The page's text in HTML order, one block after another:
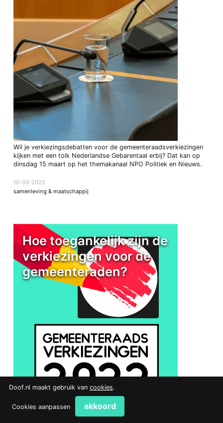
Wil je verkiezingsdebatten voor de gemeenteraadsverkiezingen
kijken met een tolk Nederlandse Gebarentaal erbij? Dat kan op
dinsdag 15 maart op het themakanaal NPO Politiek en Nieuws.
10-03-2022
samenleving & maatschappij
Hoe toegankelijk zijn de
verkiezingen voor de
gemeenteraden?
Doof.nl maakt gebruik van cookies.
Cookies aanpassen akkoord